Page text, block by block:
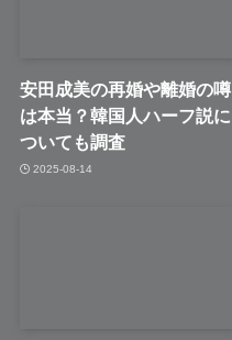
安田成美の再婚や離婚の噂
は本当？韓国人ハーフ説に
ついても調査
2025-08-14